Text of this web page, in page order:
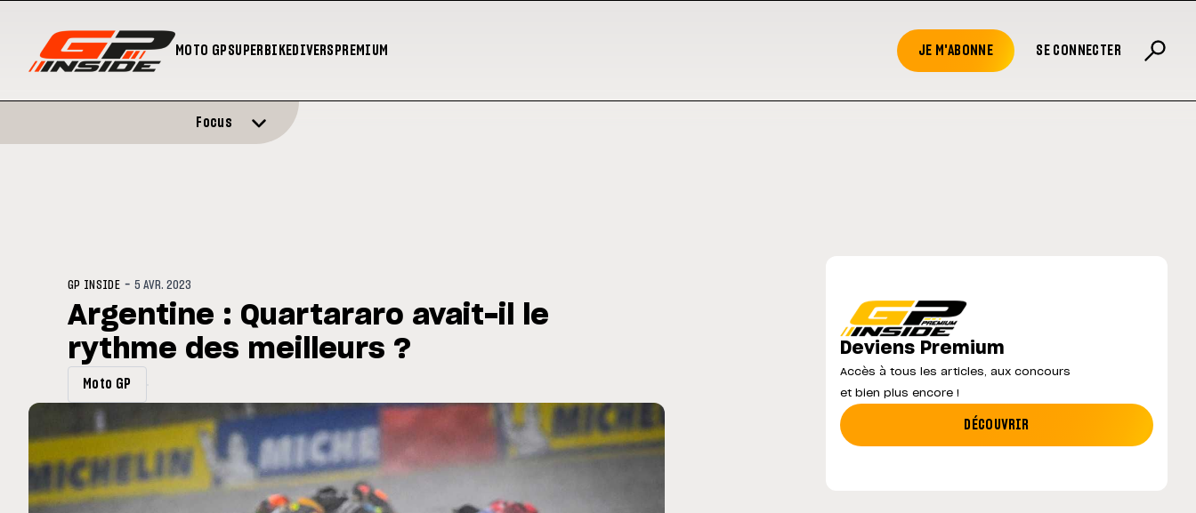
MOTO GPSUPERBIKEDIVERS PREMIUM JE M'ABONNE SE CONNECTER
club spécial dans
Zarco évite l'opération et vise un retour en
septembre
MOTOGP / MOTO GP
Doublé Trackhouse en Sprint
MotoGP : les cinq constructeurs signent un
Focus
GP INSIDE -5 AVR. 2023
Argentine : Quartararo avait-il le
rythme des meilleurs ?
Moto GP
Deviens Premium
Accès à tous les articles, aux concours
et bien plus encore !
DÉCOUVRIR